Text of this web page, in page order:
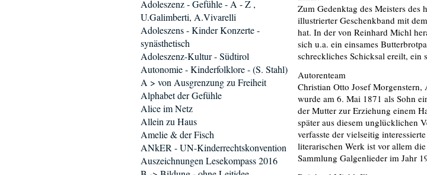
Zum Gedenktag des Meisters
illustrierter Geschenkband mit
hat. In der von Reinhard Michl
sich u.a. ein einsames
schreckliches Schicksal ereilt,
Autorenteam
Christian Otto Josef Morgenstern,
wurde am 6. Mai 1871 als Sohn
der Mutter zur Erziehung einem
später aus diesem unglücklichen
verfasste der vielseitig
literarischen Werk ist vor allem
Sammlung Galgenlieder im Jahr
Adoleszenz - Gefühle - A - Z ,
U.Galimberti, A.Vivarelli
Adoleszens - Kinder Konzerte -
synästhetisch
Adoleszenz-Kultur - Südtirol
Autonomie - Kinderfolklore - (S. Stahl)
A > von Ausgrenzung zu Freiheit
Alphabet der Gefühle
Alice im Netz
Allein zu Haus
Amelie & der Fisch
ANkER - UN-Kinderrechtskonvention
Auszeichnungen Lesekompass 2016